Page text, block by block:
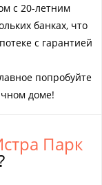
с 20-летним
банках, что
с гарантией
попробуйте
доме!
Парк